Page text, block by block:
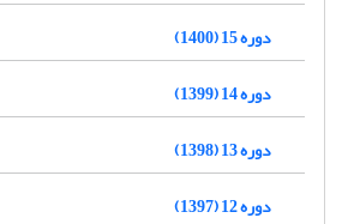
دوره 15 (1400)
دوره 14 (1399)
دوره 13 (1398)
دوره 12 (1397)